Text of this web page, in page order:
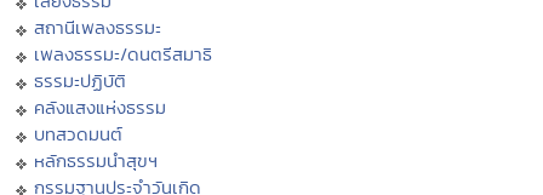
สถานีเพลงธรรมะ
เพลงธรรมะ/ดนตรีสมาธิ
ธรรมะปฏิบัติ
คลังแสงแห่งธรรม
บทสวดมนต์
หลักธรรมนำสุขฯ
กรรมฐานประจำวันเกิด